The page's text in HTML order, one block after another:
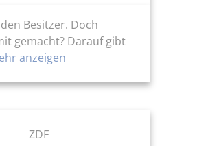
Besitzer. Doch
gemacht? Darauf gibt
anzeigen
ZDF